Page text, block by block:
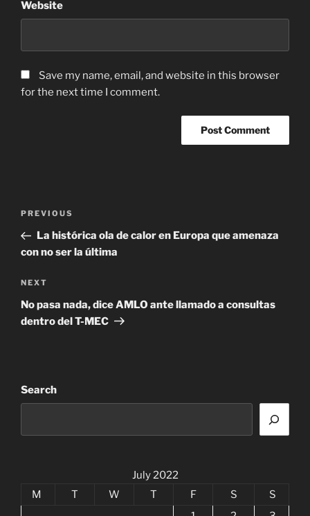
Website
Save my name, email, and website in this browser
for the next time I comment.
Previous
Post
PREVIOUS
La histórica ola de calor en Europa que amenaza
con no ser la última
Next
Post
NEXT
No pasa nada, dice AMLO ante llamado a consultas
dentro del T-MEC
Search
July 2022
M
T W T F S
S